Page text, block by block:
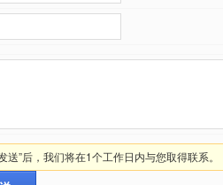
送”后，我们将在1个工作日内与您取得联系。